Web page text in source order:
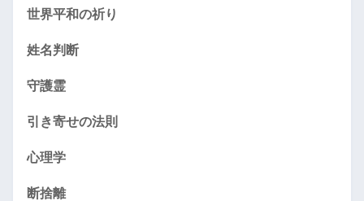
世界平和の祈り
姓名判断
守護霊
引き寄せの法則
心理学
断捨離